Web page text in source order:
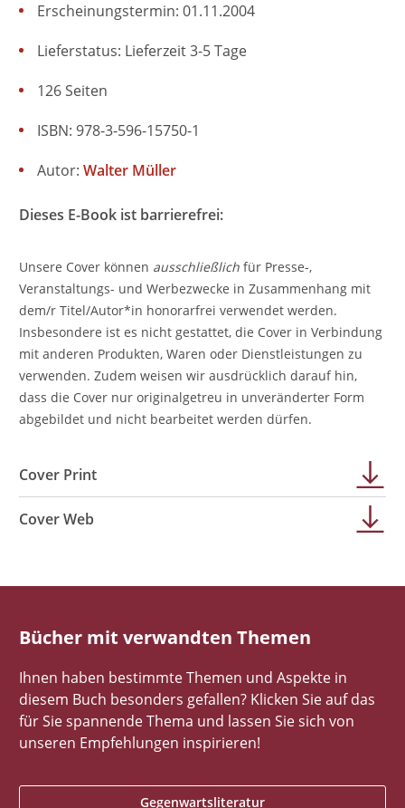
Erscheinungstermin: 01.11.2004
Lieferstatus: Lieferzeit 3-5 Tage
ISBN: 978-3-596-15750-1
126 Seiten
Autor: Walter Müller
Dieses E-Book ist barrierefrei:
Unsere Cover können ausschließlichfür Presse-,
Veranstaltungs- und Werbezwecke in Zusammenhang mit
dem/r Titel/Autor*in honorarfrei verwendet werden.
Insbesondere ist es nicht gestattet, die Cover in Verbindung
mit anderen Produkten, Waren oder Dienstleistungen zu
verwenden. Zudem weisen wir ausdrücklich darauf hin,
dass die Cover nur originalgetreu in unveränderter Form
abgebildet und nicht bearbeitet werden dürfen.
Cover Print
Cover Web
Bücher mit verwandten Themen
Ihnen haben bestimmte Themen und Aspekte in
diesem Buch besonders gefallen? Klicken Sie auf das
für Sie spannende Thema und lassen Sie sich von
unseren Empfehlungen inspirieren!
Gegenwartsliteratur